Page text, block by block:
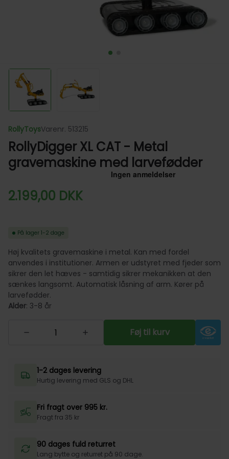
RollyToysVarenr. 513215
RollyDigger XL CAT - Metal
gravemaskine med larvefødder
2.199,00 DKK
På lager 1-2 dage
Høj kvalitets gravemaskine i metal. Kan med fordel
anvendes i institutioner. Armen er udstyret med fjeder som
sikrer den let hæves - samtidig sikrer mekanikken at den
sænkes langsomt. Automatisk låsning af arm. Kører på
larvefødder.
Alder: 3-8 år
Føj til kurv
1-2 dages levering
Hurtig levering med GLS og DHL
Fri fragt over 995 kr.
Fragt fra 35 kr
90 dages fuld returret
Lang bytte og returret på 90 dage.